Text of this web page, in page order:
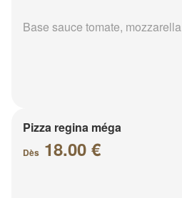
Base sauce tomate, mozzarella
Pizza regina méga
Dès 18.00 €